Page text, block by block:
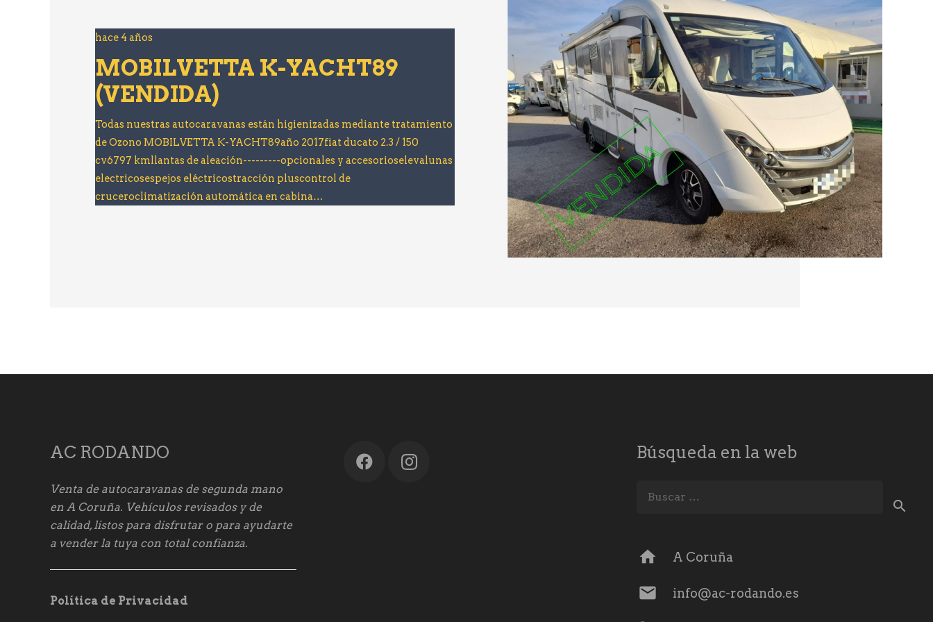
hace 4 años
MOBILVETTA K-YACHT89
(VENDIDA)
Todas nuestras autocaravanas están higienizadas mediante tratamiento
de Ozono MOBILVETTA K-YACHT89año 2017fiat ducato 2.3 / 150
cv6797 kmllantas de aleación---------opcionales y accesorioselevalunas
electricosespejos eléctricostracción pluscontrol de
cruceroclimatización automática en cabina…
AC RODANDO
Venta de autocaravanas de segunda mano
en A Coruña. Vehículos revisados y de
calidad, listos para disfrutar o para ayudarte
a vender la tuya con total confianza.
Política de Privacidad
Búsqueda en la web
home A Coruña
mail info@ac-rodando.es